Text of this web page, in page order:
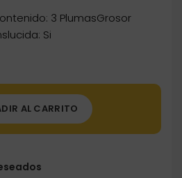
3 PlumasGrosor
Si
AL CARRITO